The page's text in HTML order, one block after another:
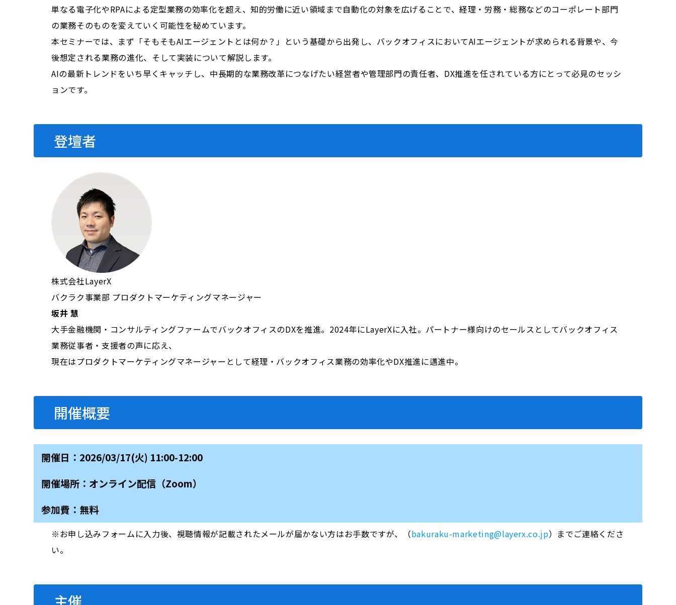
単なる電子化やRPAによる定型業務の効率化を超え、知的労働に近い領域まで自動化の対象を広げることで、経理・労務・総務などのコーポレート部門
の業務そのものを変えていく可能性を秘めています。
本セミナーでは、まず「そもそもAIエージェントとは何か？」という基礎から出発し、バックオフィスにおいてAIエージェントが求められる背景や、今
後想定される業務の進化、そして実装について解説します。
AIの最新トレンドをいち早くキャッチし、中長期的な業務改革につなげたい経営者や管理部門の責任者、DX推進を任されている方にとって必見のセッシ
ョンです。
登壇者
株式会社LayerX
バクラク事業部 プロダクトマーケティングマネージャー
坂井 慧
大手金融機関・コンサルティングファームでバックオフィスのDXを推進。2024年にLayerXに入社。パートナー様向けのセールスとしてバックオフィス
業務従事者・支援者の声に応え、
現在はプロダクトマーケティングマネージャーとして経理・バックオフィス業務の効率化やDX推進に邁進中。
開催概要
開催日：2026/03/17(火) 11:00-12:00
開催場所：オンライン配信（Zoom）
参加費：無料
※お申し込みフォームに入力後、視聴情報が記載されたメールが届かない方はお手数ですが、（bakuraku-marketing@layerx.co.jp）までご連絡くださ
い。